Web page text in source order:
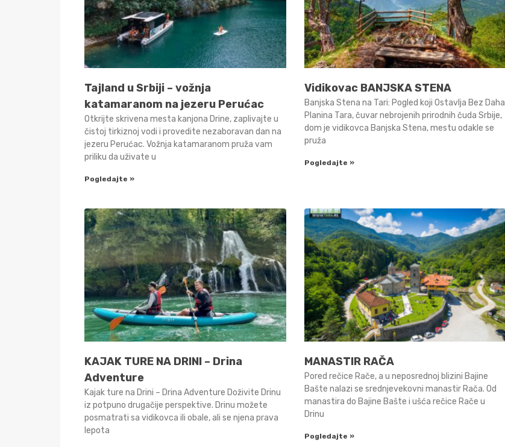
Tajland u Srbiji – vožnja
katamaranom na jezeru Perućac
Otkrijte skrivena mesta kanjona Drine, zaplivajte u
čistoj tirkiznoj vodi i provedite nezaboravan dan na
jezeru Perućac. Vožnja katamaranom pruža vam
priliku da uživate u
Pogledajte »
Vidikovac BANJSKA STENA
Banjska Stena na Tari: Pogled koji Ostavlja Bez Daha
Planina Tara, čuvar nebrojenih prirodnih čuda Srbije,
dom je vidikovca Banjska Stena, mestu odakle se
pruža
Pogledajte »
KAJAK TURE NA DRINI – Drina
Adventure
Kajak ture na Drini – Drina Adventure Doživite Drinu
iz potpuno drugačije perspektive. Drinu možete
posmatrati sa vidikovca ili obale, ali se njena prava
lepota
MANASTIR RAČA
Pored rečice Rače, a u neposrednoj blizini Bajine
Bašte nalazi se srednjevekovni manastir Rača. Od
manastira do Bajine Bašte i ušća rečice Rače u
Drinu
Pogledajte »